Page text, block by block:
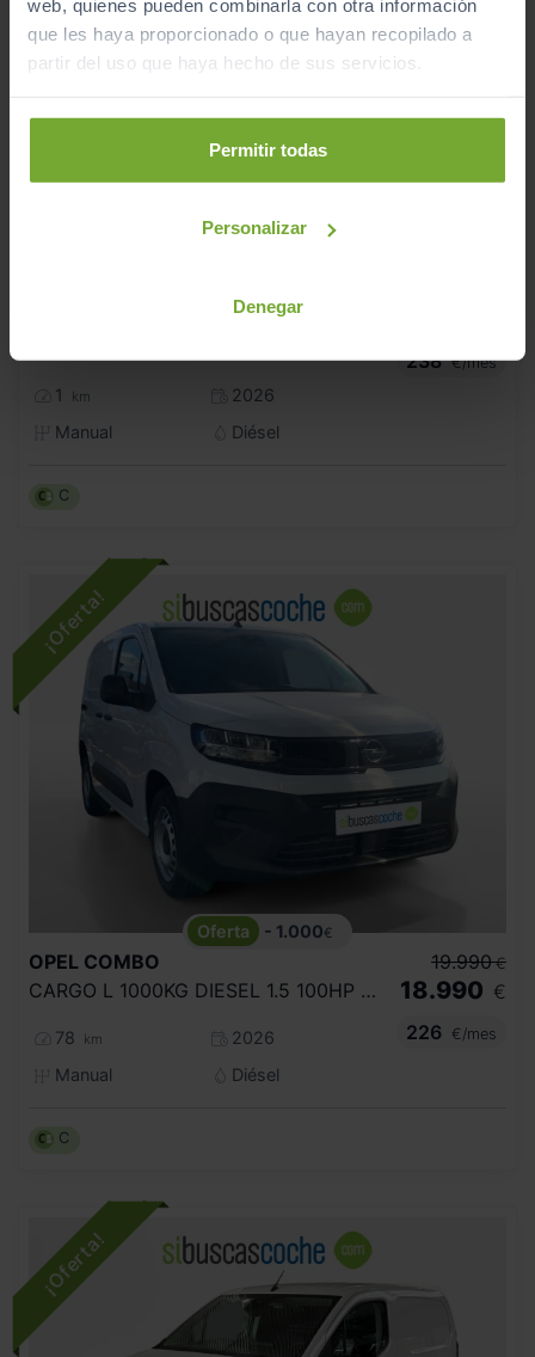
web, quienes pueden combinarla con otra información
que les haya proporcionado o que hayan recopilado a
partir del uso que haya hecho de sus servicios.
Permitir todas
Personalizar
Denegar
CITROEN COMERCIALES BERLINGO
1 km
2026
Manual
Diésel
238 €/mes
C
- 1.000€
OPEL COMBO
CARGO L 1000KG DIESEL 1.5 100HP S&S MT E
78 km
2026
Manual
Diésel
19.990 €
18.990 €
226
€/mes
C